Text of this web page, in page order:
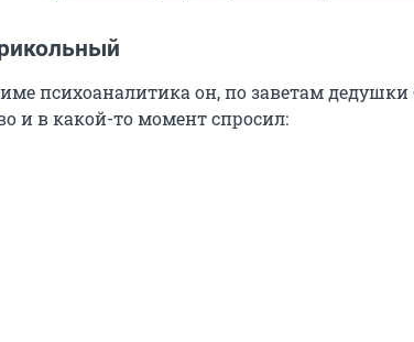
психоаналитика он, по заветам дедушки
и в какой-то момент спросил: